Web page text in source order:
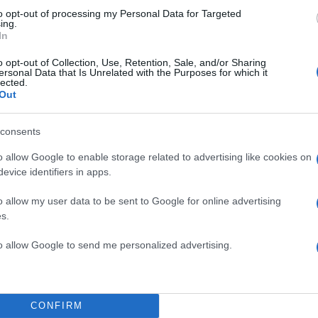
opt-out of processing my Personal Data for Targeted
opt-out of Collection, Use, Retention, Sale, and/or Sharing
Data that Is Unrelated with the Purposes for which it
allow Google to enable storage related to advertising like cookies on
identifiers in apps.
allow my user data to be sent to Google for online advertising
allow Google to send me personalized advertising.
CONFIRM
από την ισχυρή σεισμική δόνηση της
σε 65 ενώ
η υπηρεσία πολιτικής προστασίας της χώρας.
ΔΙΑΦΗΜΙΣΗ